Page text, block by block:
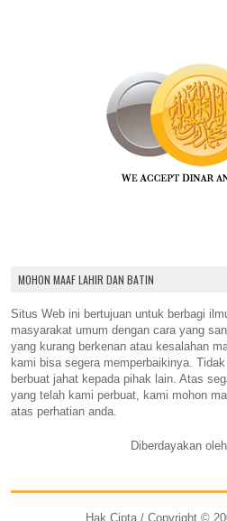
MOHON MAAF LAHIR DAN BATIN
Situs Web ini bertujuan untuk berbagi
masyarakat umum dengan cara yang
yang kurang berkenan atau kesalahan
kami bisa segera memperbaikinya.
berbuat jahat kepada pihak lain. Atas
yang telah kami perbuat, kami mohon
atas perhatian anda.
Diberdayakan oleh
Hak Cipta / Copyright ©